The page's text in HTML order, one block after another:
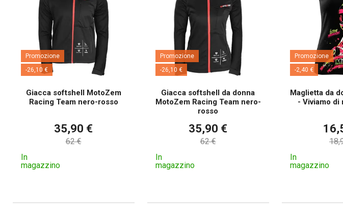
Promozione
-26,10 €
Giacca softshell MotoZem
Racing Team nero-rosso
35,90 €
62 €
In
magazzino
Promozione
-26,10 €
Giacca softshell da donna
MotoZem Racing Team nero-
rosso
35,90 €
62 €
In
magazzino
Promozione
-2,40 €
Maglietta da
- Viviamo
In
magazzino